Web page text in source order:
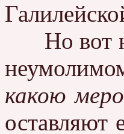
Но вот
какою
оставляют